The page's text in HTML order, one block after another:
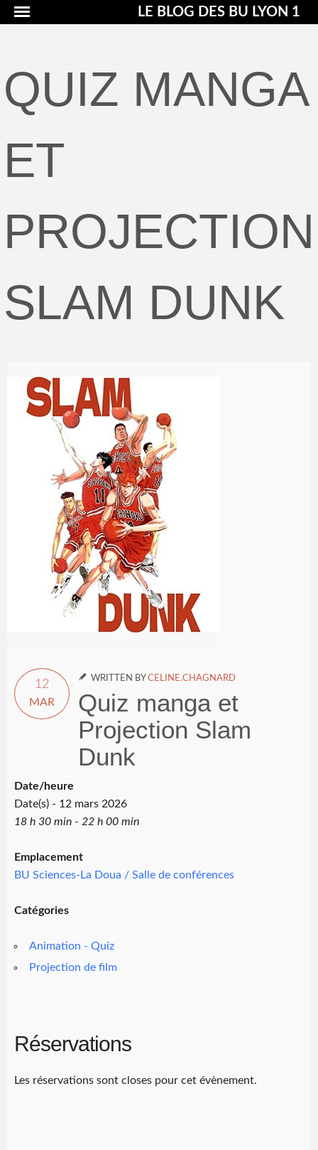
LE BLOG DES BU LYON 1
QUIZ MANGA
ET
PROJECTION
SLAM DUNK
12
MAR
 WRITTEN BYCELINE.CHAGNARD
Quiz manga et
Projection Slam
Dunk
Date/heure
Date(s) - 12 mars 2026
18 h 30 min - 22 h 00 min
Emplacement
BU Sciences-La Doua / Salle de conférences
Catégories
Animation - Quiz
Projection de film
Réservations
Les réservations sont closes pour cet évènement.